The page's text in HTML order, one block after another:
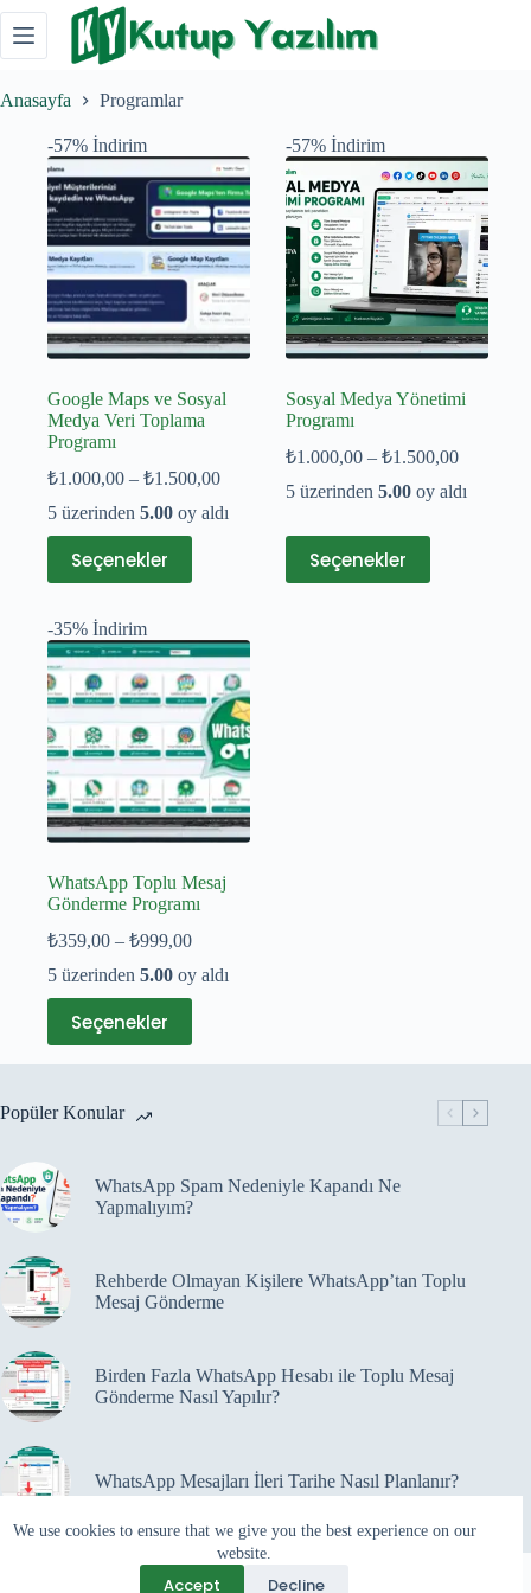
Skip
We use cookies to ensure that we give you the best experience on our
website.
Accept Decline
Anasayfa Programlar
-57% İndirim
Google Maps ve Sosyal
Medya Veri Toplama
Programı
₺1.000,00 – ₺1.500,00Fiyat
₺1.000,00
5 üzerinden 5.00 oy aldı
Seçenekler
Bu
ürünün
birden
varyasyonu
var.
Seçenekler
ürün
seçilebilir
-57% İndirim
Sosyal Medya Yönetimi
Programı
₺1.000,00 –₺1.500,00Fiyat
5 üzerinden5.00 oy aldı
Seçenekler
Bu
ürünün
birden
-35% İndirim
WhatsApp Toplu Mesaj
Gönderme Programı
₺359,00 – ₺999,00Fiyat
₺359,00
-
5 üzerinden 5.00 oy aldı
Seçenekler
ürünün
birden
var.
sayfasından
seçilebilir
Popüler Konular
WhatsApp Spam Nedeniyle Kapandı Ne
Yapmalıyım?
Rehberde Olmayan Kişilere WhatsApp’tan Toplu
Mesaj Gönderme
Birden Fazla WhatsApp Hesabı ile Toplu Mesaj
Gönderme Nasıl Yapılır?
WhatsApp Mesajları İleri Tarihe Nasıl Planlanır?